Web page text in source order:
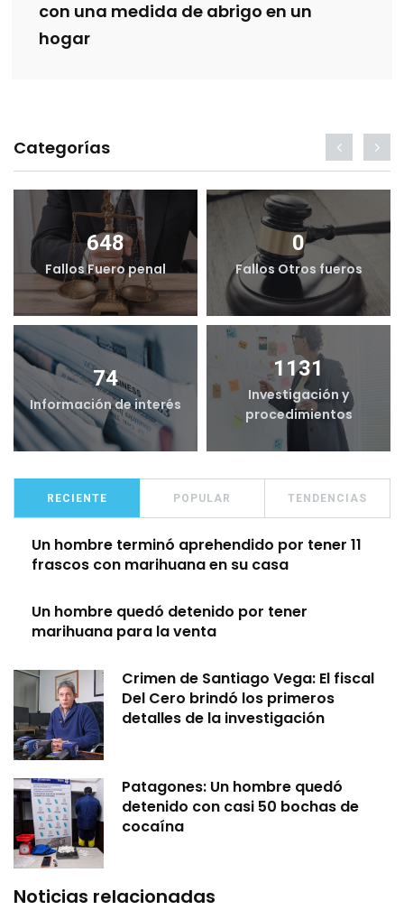
con una medida de abrigo en un
hogar
Categorías
648
Fallos Fuero penal
0
Fallos Otros fueros
74
Información de interés
1131
Investigación y
procedimientos
RECIENTE POPULAR TENDENCIAS
Un hombre terminó aprehendido por tener 11
frascos con marihuana en su casa
Un hombre quedó detenido por tener
marihuana para la venta
Crimen de Santiago Vega: El fiscal
Del Cero brindó los primeros
detalles de la investigación
Patagones: Un hombre quedó
detenido con casi 50 bochas de
cocaína
Noticias relacionadas